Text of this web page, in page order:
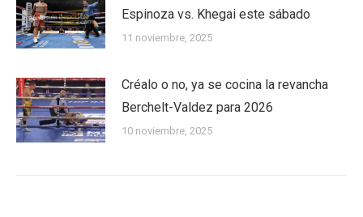
Espinoza vs. Khegai este sábado
11 noviembre, 2025
Créalo o no, ya se cocina la revancha
Berchelt-Valdez para 2026
10 noviembre, 2025